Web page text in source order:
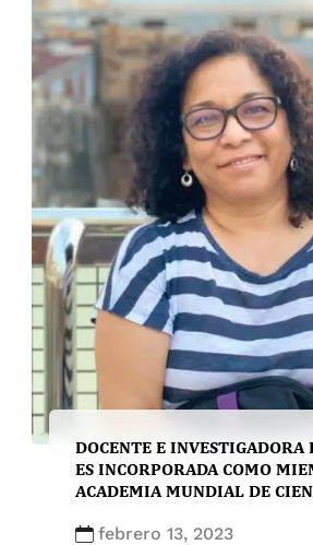
DOCENTE E INVESTIGADORA
ES INCORPORADA COMO
ACADEMIA MUNDIAL DE
febrero 13, 2023